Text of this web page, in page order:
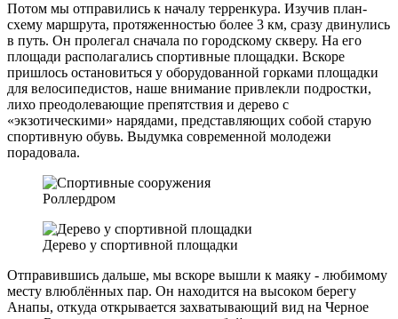
Потом мы отправились к началу терренкура. Изучив план-
схему маршрута, протяженностью более 3 км, сразу двинулись
в путь. Он пролегал сначала по городскому скверу. На его
площади располагались спортивные площадки. Вскоре
пришлось остановиться у оборудованной горками площадки
для велосипедистов, наше внимание привлекли подростки,
лихо преодолевающие препятствия и дерево с
«экзотическими» нарядами, представляющих собой старую
спортивную обувь. Выдумка современной молодежи
порадовала.
Роллердром
Дерево у спортивной площадки
Отправившись дальше, мы вскоре вышли к маяку - любимому
месту влюблённых пар. Он находится на высоком берегу
Анапы, откуда открывается захватывающий вид на Черное